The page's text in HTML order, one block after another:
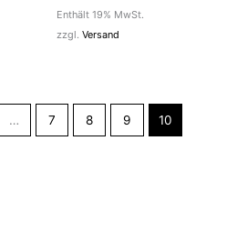
Enthält 19% MwSt.
zzgl.Versand
… 7 8 9 10